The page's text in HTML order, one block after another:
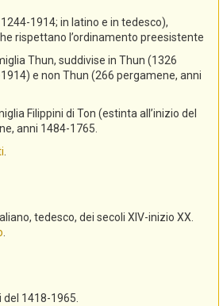
1914; in latino e in tedesco),
rispettano l’ordinamento preesistente
Thun, suddivise in Thun (1326
e non Thun (266 pergamene, anni
Filippini di Ton (estinta all’inizio del
anni 1484-1765.
tedesco, dei secoli XIV-inizio XX.
1418-1965.